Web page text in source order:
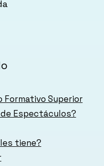
Formativo Superior
Espectáculos?
tiene?